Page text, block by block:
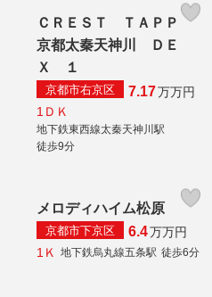
ＣＲＥＳＴ ＴＡＰＰ
京都太秦天神川 ＤＥ
Ｘ １
京都市右京区 7.17万万円
1ＤＫ
地下鉄東西線太秦天神川駅
徒歩9分
メロディハイム松原
京都市下京区 6.4万万円
1Ｋ
地下鉄烏丸線五条駅 徒歩6分